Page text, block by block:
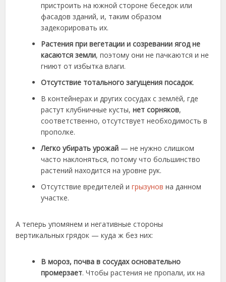
пристроить на южной стороне беседок или
фасадов зданий, и, таким образом
задекорировать их.
Растения при вегетации и созревании ягод не
касаются земли, поэтому они не пачкаются и не
гниют от избытка влаги.
Отсутствие тотального загущения посадок.
В контейнерах и других сосудах с землёй, где
растут клубничные кусты,нет сорняков,
соответственно, отсутствует необходимость в
прополке.
Легко убирать урожай — не нужно слишком
часто наклоняться, потому что большинство
растений находится на уровне рук.
Отсутствие вредителей игрызунов на данном
участке.
А теперь упомянем и негативные стороны
вертикальных грядок — куда ж без них:
В мороз, почва в сосудах основательно
промерзает. Чтобы растения не пропали, их на